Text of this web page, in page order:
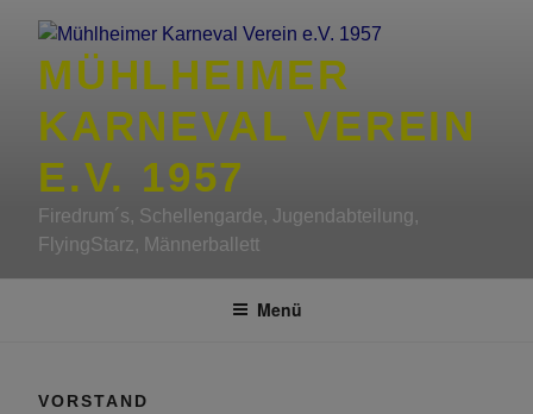
Inhalt
springenMÜHLHEIMER
KARNEVAL VEREIN
E.V. 1957
Firedrum´s, Schellengarde, Jugendabteilung,
FlyingStarz, Männerballett
Menü
VORSTAND